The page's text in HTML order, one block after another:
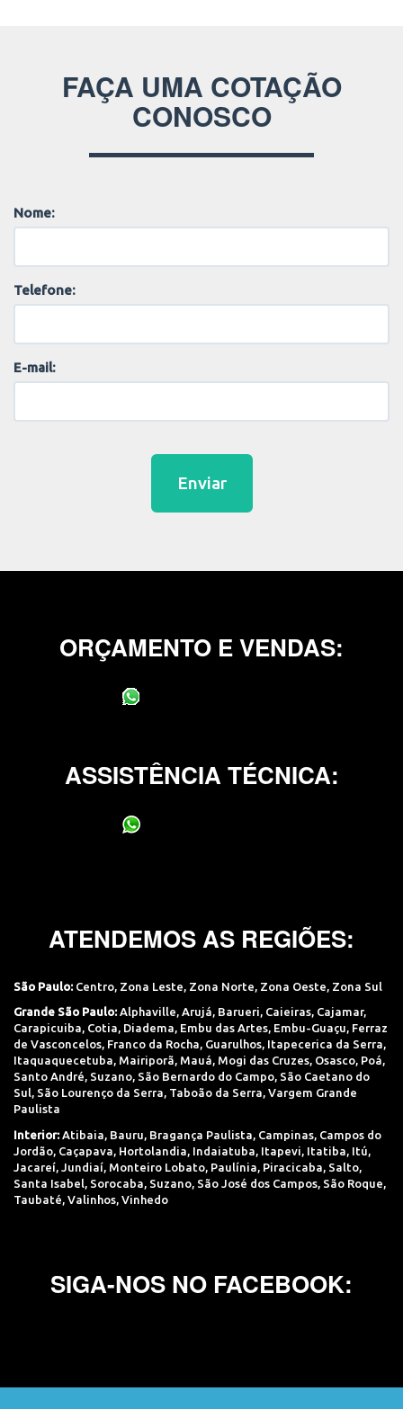
FAÇA UMA COTAÇÃO
CONOSCO
Nome:
Telefone:
E-mail:
Enviar
ORÇAMENTO E VENDAS:
ASSISTÊNCIA TÉCNICA:
ATENDEMOS AS REGIÕES:
São Paulo: Centro, Zona Leste, Zona Norte, Zona Oeste, Zona Sul
Grande São Paulo: Alphaville, Arujá, Barueri, Caieiras, Cajamar,
Carapicuiba, Cotia, Diadema, Embu das Artes, Embu-Guaçu, Ferraz
de Vasconcelos, Franco da Rocha, Guarulhos, Itapecerica da Serra,
Itaquaquecetuba, Mairiporã, Mauá, Mogi das Cruzes, Osasco, Poá,
Santo André, Suzano, São Bernardo do Campo, São Caetano do
Sul, São Lourenço da Serra, Taboão da Serra, Vargem Grande
Paulista
Interior: Atibaia, Bauru, Bragança Paulista, Campinas, Campos do
Jordão, Caçapava, Hortolandia, Indaiatuba, Itapevi, Itatiba, Itú,
Jacareí, Jundiaí, Monteiro Lobato, Paulínia, Piracicaba, Salto,
Santa Isabel, Sorocaba, Suzano, São José dos Campos, São Roque,
Taubaté, Valinhos, Vinhedo
SIGA-NOS NO FACEBOOK: